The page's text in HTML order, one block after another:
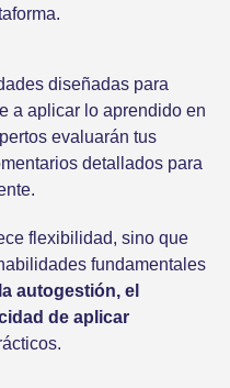
diseñadas para
a aplicar lo aprendido en
evaluarán tus
detallados para
flexibilidad, sino que
fundamentales
la autogestión, el
de aplicar